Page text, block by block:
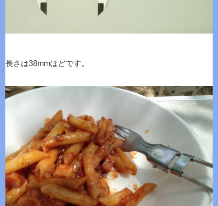
長さは38mmほどです。